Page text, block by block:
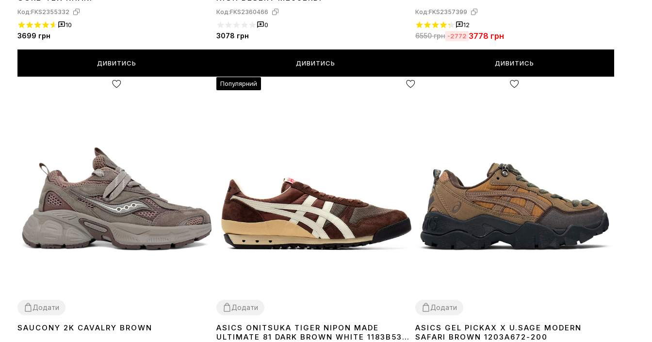
Код:FKS2355332
10
3699 грн
ДИВИТИСЬ
Код:FKS2360466
0
3078 грн
ДИВИТИСЬ
Код:FKS2357399
12
6550грн -2772 3778 грн
ДИВИТИСЬ
Додати
363738 39 40414243 44
SAUCONY 2K CAVALRY BROWN
Популярний
Додати
36 37383941 4243 45
ASICS ONITSUKA TIGER NIPON MADE
ULTIMATE 81 DARK BROWN WHITE 1183B536-
Додати
40 4142 4344 45
ASICS GEL PICKAX X U.SAGE MODERN
SAFARI BROWN 1203A672-200